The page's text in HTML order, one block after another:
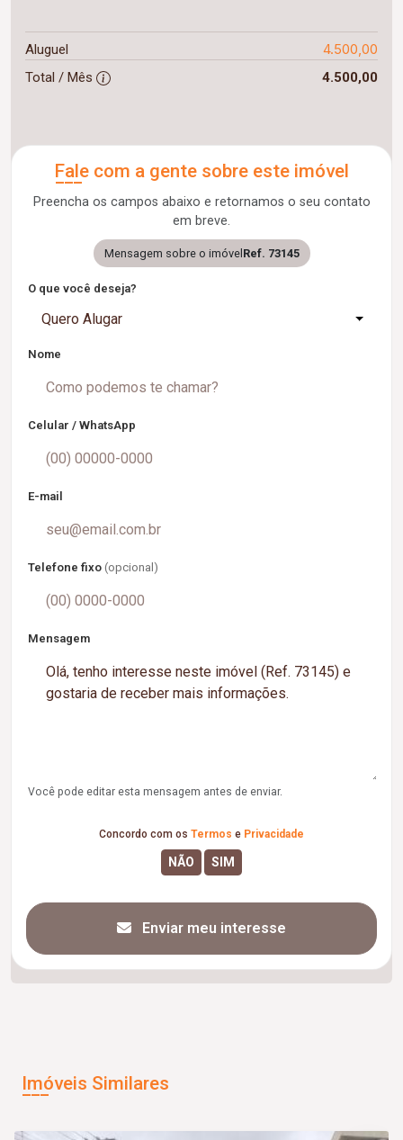
Aluguel 4.500,00
Total / Mês 4.500,00
Fale com a gente sobre este imóvel
Preencha os campos abaixo e retornamos o seu contato
em breve.
Mensagem sobre o imóvelRef. 73145
O que você deseja?
Quero Alugar
Nome
Celular / WhatsApp
E-mail
Telefone fixo (opcional)
Mensagem
Você pode editar esta mensagem antes de enviar.
Concordo com os Termos e Privacidade
Enviar meu interesse
Imóveis Similares